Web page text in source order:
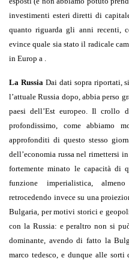
investimenti esteri diretti di
quanto riguarda gli anni recenti,
evince quale sia stato il radicale
in Europ a .
La Russia Dai dati sopra riportati,
l’attuale Russia dopo, abbia perso
paesi dell’Est europeo. Il crollo
profondissimo, come abbiamo
approfonditi di questo stesso
dell’economia russa nel rimettersi
fortemente minato le capacità di
funzione imperialistica,
retrocedendo invece su una
Bulgaria, per motivi storici e
con la Russia: e peraltro non si
dominante, avendo di fatto la
marco tedesco, e dunque alle